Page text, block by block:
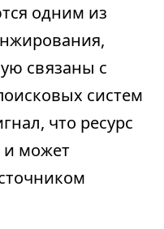
одним из
связаны с
систем
что ресурс
и может